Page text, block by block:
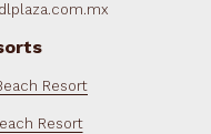
Resort
Resort